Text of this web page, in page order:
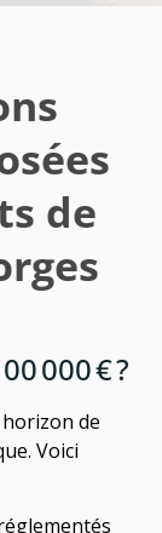
de
000 € ?
de
Voici